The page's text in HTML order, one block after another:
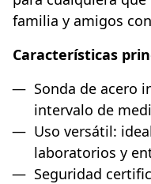
familia y amigos
Características
Sonda de acero
intervalo de
Uso versátil:
laboratorios y
Seguridad